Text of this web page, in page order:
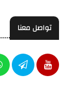
تواصل معنا